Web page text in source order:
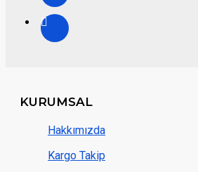
KURUMSAL
Hakkımızda
Kargo Takip